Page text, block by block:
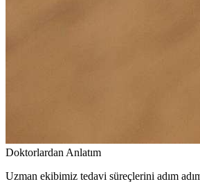
Doktorlardan Anlatım
Uzman ekibimiz tedavi süreçlerini adım